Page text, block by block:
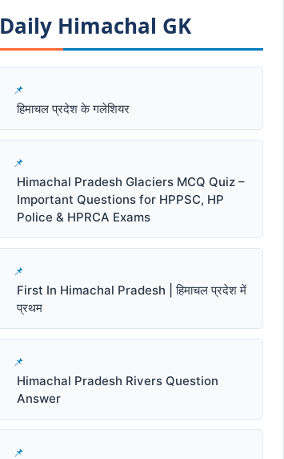
Daily Himachal GK​​
हिमाचल प्रदेश के गलेशियर
Himachal Pradesh Glaciers MCQ Quiz –
Important Questions for HPPSC, HP
Police & HPRCA Exams
First In Himachal Pradesh | हिमाचल प्रदेश में
प्रथम
Himachal Pradesh Rivers Question
Answer